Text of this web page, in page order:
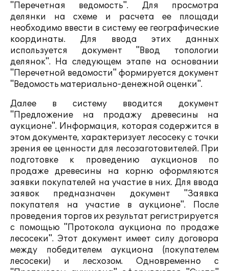
"Перечетная ведомость". Для просмотра
делянки на схеме и расчета ее площади
необходимо ввести в систему ее географические
координаты. Для ввода этих данных
используется документ "Ввод топологии
делянок". На следующем этапе на основании
"Перечетной ведомости" формируется документ
"Ведомость материально-денежной оценки".
Далее в систему вводится документ
"Предложение на продажу древесины на
аукционе". Информация, которая содержится в
этом документе, характеризует лесосеку с точки
зрения ее ценности для лесозаготовителей. При
подготовке к проведению аукционов по
продаже древесины на корню оформляются
заявки покупателей на участие в них. Для ввода
заявок предназначен документ "Заявка
покупателя на участие в аукционе". После
проведения торгов их результат регистрируется
с помощью "Протокола аукциона по продаже
лесосеки". Этот документ имеет силу договора
между победителем аукциона (покупателем
лесосеки) и лесхозом. Одновременно с